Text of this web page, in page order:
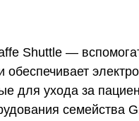
Shuttle —
для ухода за
семейства